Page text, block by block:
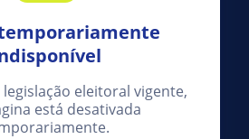
eleitoral vigente,
está desativada